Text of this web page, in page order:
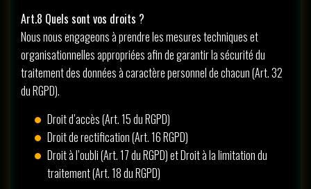
Art.8 Quels sont vos droits ?
Nous nous engageons à prendre les mesures techniques et
organisationnelles appropriées afin de garantir la sécurité du
traitement des données à caractère personnel de chacun (Art. 32
du RGPD).
Droit d’accès (Art. 15 du RGPD)
Droit de rectification (Art. 16 RGPD)
Droit à l’oubli (Art. 17 du RGPD) et Droit à la limitation du
traitement (Art. 18 du RGPD)